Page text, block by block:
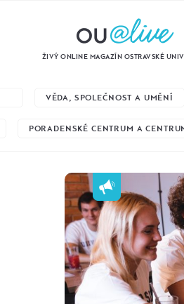
ŽIVÝ ONLINE MAGAZÍN OSTRAVSKÉ
VĚDA, SPOLEČNOST A UMĚNÍ
PORADENSKÉ CENTRUM A